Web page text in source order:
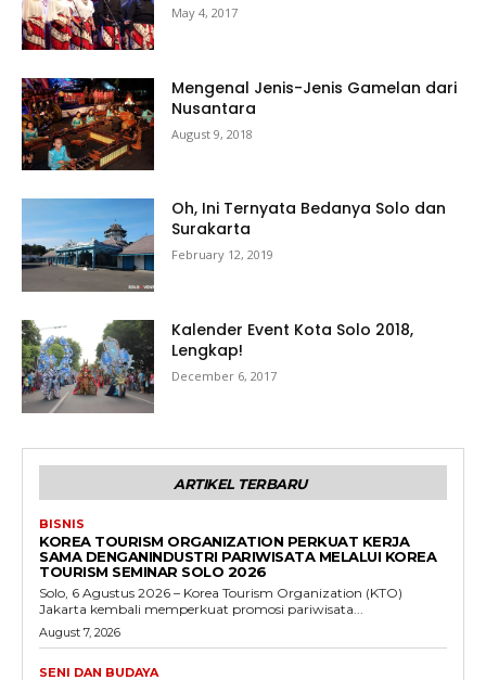
May 4, 2017
Mengenal Jenis-Jenis Gamelan dari
Nusantara
August 9, 2018
Oh, Ini Ternyata Bedanya Solo dan
Surakarta
February 12, 2019
Kalender Event Kota Solo 2018,
Lengkap!
December 6, 2017
ARTIKEL TERBARU
BISNIS
KOREA TOURISM ORGANIZATION PERKUAT KERJA
SAMA DENGANINDUSTRI PARIWISATA MELALUI KOREA
TOURISM SEMINAR SOLO 2026
Solo, 6 Agustus 2026 – Korea Tourism Organization (KTO)
Jakarta kembali memperkuat promosi pariwisata...
August 7, 2026
SENI DAN BUDAYA